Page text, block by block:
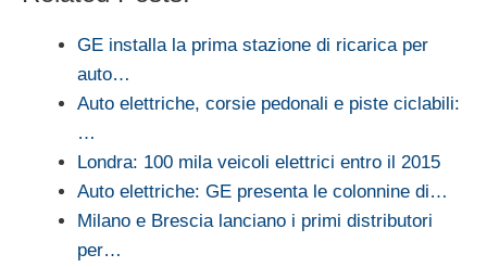
GE installa la prima stazione di ricarica per
auto…
Auto elettriche, corsie pedonali e piste ciclabili:
…
Londra: 100 mila veicoli elettrici entro il 2015
Auto elettriche: GE presenta le colonnine di…
Milano e Brescia lanciano i primi distributori
per…